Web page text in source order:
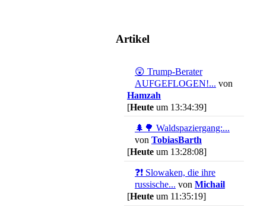
Artikel
😲 Trump-Berater
AUFGEFLOGEN!... von
Hamzah
[Heute um 13:34:39]
🌲🌳 Waldspaziergang:...
von TobiasBarth
[Heute um 13:28:08]
❓❗ Slowaken, die ihre
russische... von Michail
[Heute um 11:35:19]